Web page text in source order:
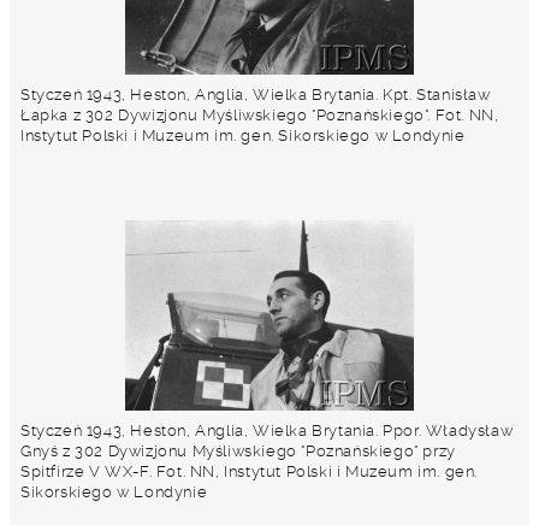
Styczeń 1943, Heston, Anglia, Wielka Brytania. Kpt. Stanisław
Łapka z 302 Dywizjonu Myśliwskiego "Poznańskiego". Fot. NN,
Instytut Polski i Muzeum im. gen. Sikorskiego w Londynie
Styczeń 1943, Heston, Anglia, Wielka Brytania. Ppor. Władysław
Gnyś z 302 Dywizjonu Myśliwskiego "Poznańskiego" przy
Spitfirze V WX-F. Fot. NN, Instytut Polski i Muzeum im. gen.
Sikorskiego w Londynie